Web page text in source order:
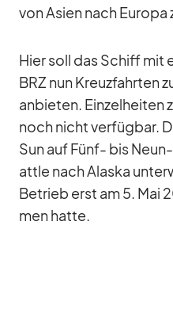
von Asien nach Eu­ropa
Hier soll das Schiff mit
BRZ nun Kreuz­fahr­ten
an­bie­ten. Ein­zel­hei­ten
noch nicht ver­füg­bar.
Sun auf Fünf- bis
at­tle nach Alaska
Be­trieb erst am 5.
men hatte.